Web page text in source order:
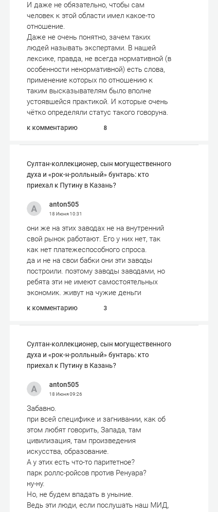
И даже не обязательно, чтобы сам
человек к этой области имел какое-то
отношение.
Даже не очень понятно, зачем таких
людей называть экспертами. В нашей
лексике, правда, не всегда нормативной (в
особенности ненормативной) есть слова,
применение которых по отношению к
таким высказывателям было вполне
устоявшейся практикой. И которые очень
чётко определяли статус такого говоруна.
к комментарию 8
Султан-коллекционер, сын могущественного
духа и «рок-н-ролльный» бунтарь: кто
приехал к Путину в Казань?
anton505
18 Июня10:31
они же на этих заводах не на внутренний
свой рынок работают. Его у них нет, так
как нет платежеспособного спроса.
да и не на свои бабки они эти заводы
построили. поэтому заводы заводами, но
ребята эти не имеют самостоятельных
экономик. живут на чужие деньги
к комментарию 3
Султан-коллекционер, сын могущественного
духа и «рок-н-ролльный» бунтарь: кто
приехал к Путину в Казань?
anton505
18 Июня09:26
Забавно.
при всей специфике и загнивании, как об
этом любят говорить, Запада, там
цивилизация, там произведения
искусства, образование.
А у этих есть что-то паритетное?
парк роллс-ройсов против Ренуара?
ну-ну.
Но, не будем впадать в уныние.
Ведь эти люди, если послушать наш МИД,